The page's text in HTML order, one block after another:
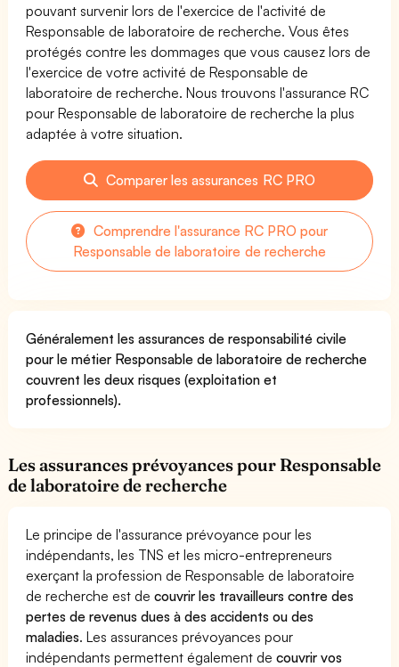
pouvant survenir lors de l'exercice de l'activité de
Responsable de laboratoire de recherche. Vous êtes
protégés contre les dommages que vous causez lors de
l'exercice de votre activité de Responsable de
laboratoire de recherche. Nous trouvons l'assurance RC
pour Responsable de laboratoire de recherche la plus
adaptée à votre situation.
Comparer les assurances RC PRO
Comprendre l'assurance RC PRO pour
Responsable de laboratoire de recherche
Généralement les assurances de responsabilité civile
pour le métier Responsable de laboratoire de recherche
couvrent les deux risques (exploitation et
professionnels).
Les assurances prévoyances pour Responsable
de laboratoire de recherche
Le principe de l'assurance prévoyance pour les
indépendants, les TNS et les micro-entrepreneurs
exerçant la profession de Responsable de laboratoire
de recherche est decouvrir les travailleurs contre des
pertes de revenus dues à des accidents ou des
maladies. Les assurances prévoyances pour
indépendants permettent également decouvrir vos